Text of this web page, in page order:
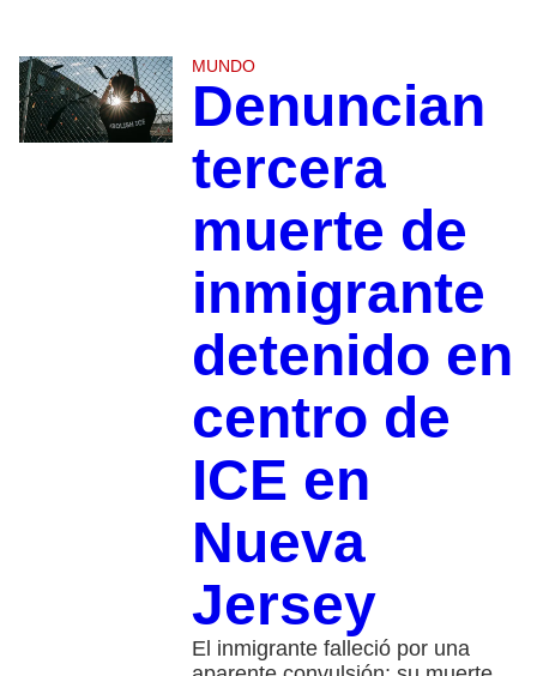
MUNDO
Denuncian
tercera
muerte de
inmigrante
detenido en
centro de
ICE en
Nueva
Jersey
El inmigrante falleció por una